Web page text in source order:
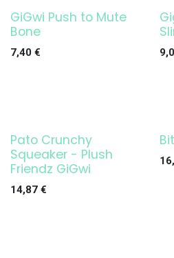
GiGwi Push to Mute
Bone
7,40 €
Pato Crunchy
Squeaker - Plush
Friendz GiGwi
14,87 €